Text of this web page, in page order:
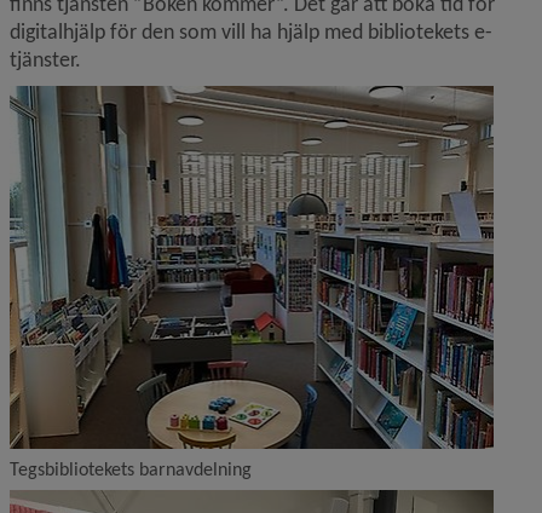
digitalhjälp för den som vill ha hjälp med bibliotekets e-
tjänster.
Tegsbibliotekets barnavdelning